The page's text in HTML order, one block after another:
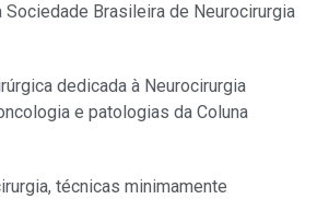
Sociedade Brasileira de Neurocirurgia
dedicada à Neurocirurgia
e patologias da Coluna
técnicas minimamente